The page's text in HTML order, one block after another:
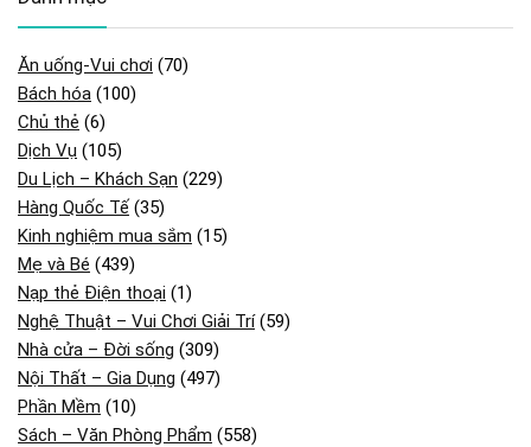
Ăn uống-Vui chơi (70)
Bách hóa (100)
Chủ thẻ (6)
Dịch Vụ (105)
Du Lịch – Khách Sạn (229)
Hàng Quốc Tế (35)
Kinh nghiệm mua sắm (15)
Mẹ và Bé (439)
Nạp thẻ Điện thoại (1)
Nghệ Thuật – Vui Chơi Giải Trí(59)
Nhà cửa – Đời sống (309)
Nội Thất – Gia Dụng (497)
Phần Mềm (10)
Sách – Văn Phòng Phẩm (558)